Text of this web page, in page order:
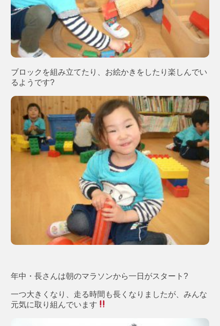
ブロックを組み立てたり、お絵かきをしたり楽しんでい
るようです?
年中・長さんは朝のマラソンから一日がスタート?
一つ大きくなり、走る時間も長くなりましたが、みんな
元気に取り組んでいます